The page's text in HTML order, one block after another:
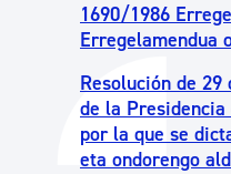
1690/1986
Erregelamendua
Resolución de
de la
por la que se
eta ondorengo